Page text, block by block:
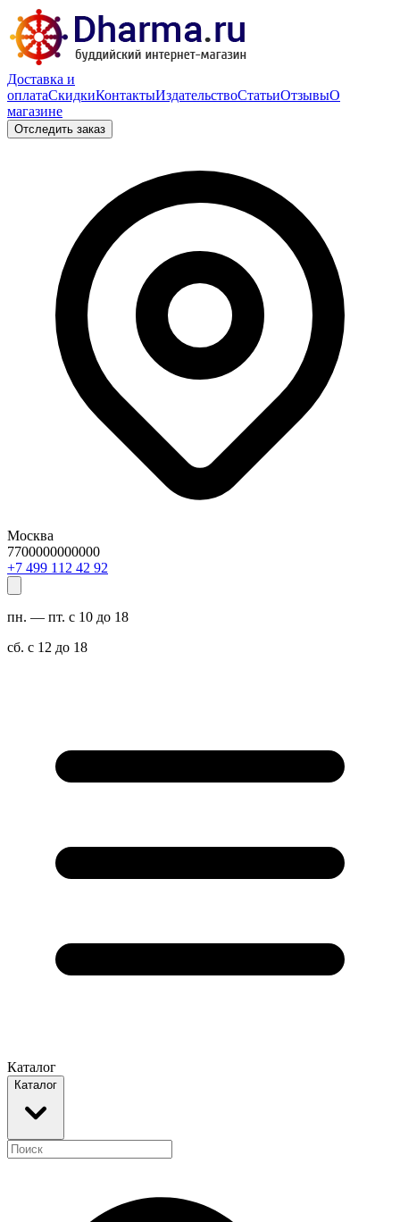
Доставка и
оплатаСкидкиКонтактыИздательствоСтатьиОтзывыО
магазине
Отследить заказ
Москва
7700000000000
29 24 211 994 7+
пн. — пт. с 10 до 18
сб. с 12 до 18
Каталог
Каталог